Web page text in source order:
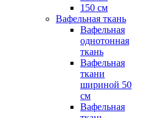
150 см
Вафельная ткань
Вафельная
однотонная
ткань
Вафельная
ткани
шириной 50
см
Вафельная